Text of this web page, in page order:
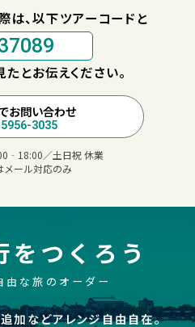
は、以下ツアーコードと
とお伝えください。
お問い合わせ
3035
／土日祝 休業
ール対応のみ
をつくろう
由な旅のオーダー
加などアレンジ自由自在。